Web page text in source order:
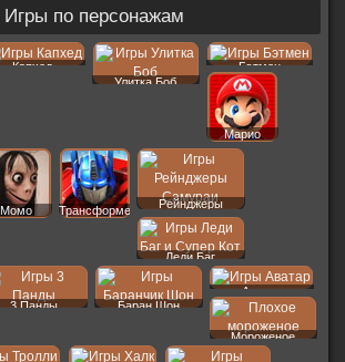
Игры по персонажам
Капхед
Улитка Боб
Бэтмен
Марио
Момо
Трансформеры
Рейнджеры
Леди Баг
3 Панды Баран Шон
Аватар
Мороженое